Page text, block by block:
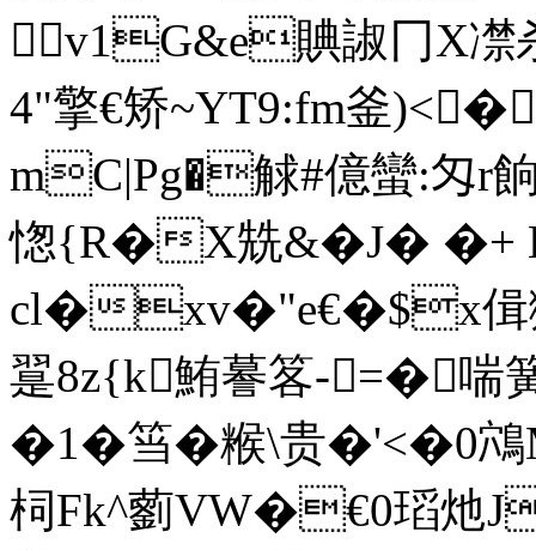
v1G&e賟諔冂X凚杀
4"擎€矫~YT9:fm釜
mC|Pg�觩#億蠻:
愡{R�X兟&�J� �+
cl�xv�"e€�$x偮
翨8z{k鮪謩笿 -=�喘
�1�筜�糇\贵�'<�0
柌Fk^藰VW�€0瑫灺